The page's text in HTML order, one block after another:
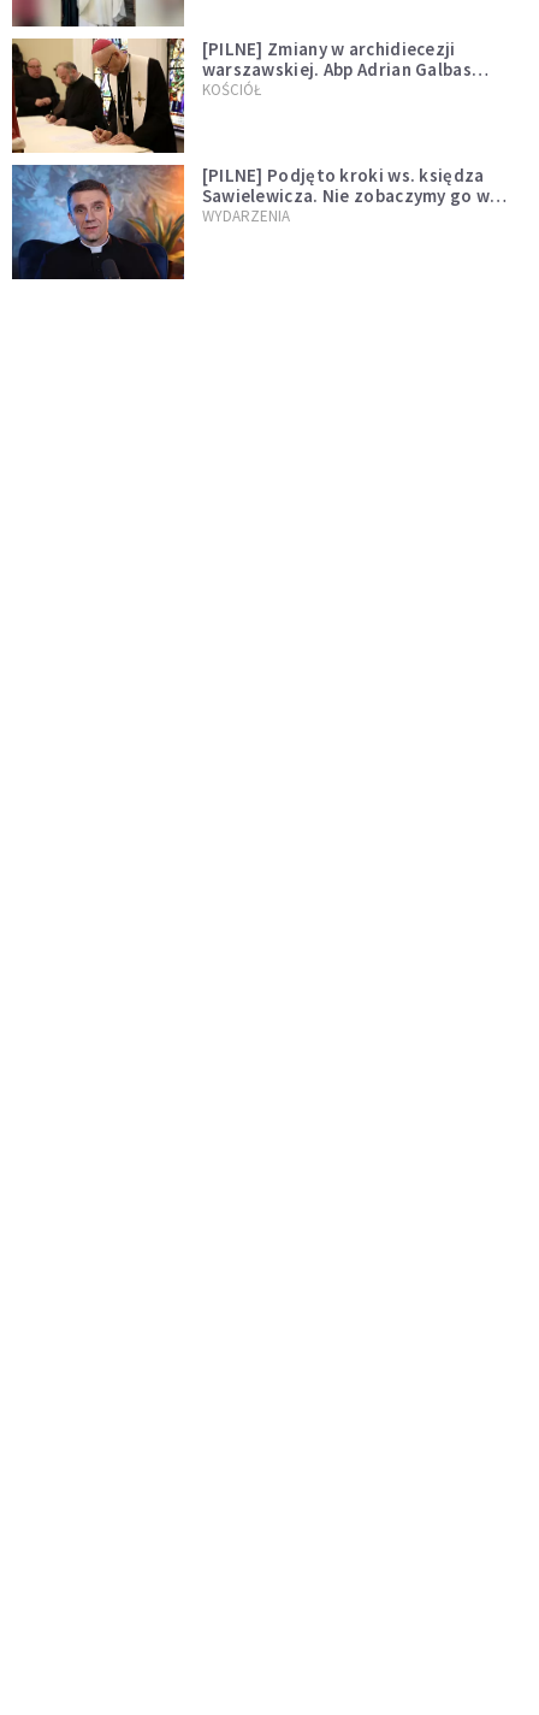
[PILNE] Zmiany w archidiecezji
warszawskiej. Abp Adrian Galbas
wręczył dekrety nowym proboszczom
KOŚCIÓŁ
[PILNE] Podjęto kroki ws. księdza
Sawielewicza. Nie zobaczymy go w
mediach
WYDARZENIA